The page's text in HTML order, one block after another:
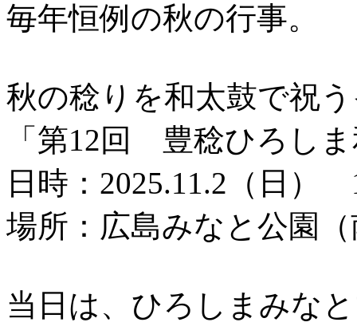
毎年恒例の秋の行事。
秋の稔りを和太鼓で祝
「第12回 豊稔ひろし
日時：2025.11.2（日）
場所：広島みなと公園
当日は、ひろしまみな